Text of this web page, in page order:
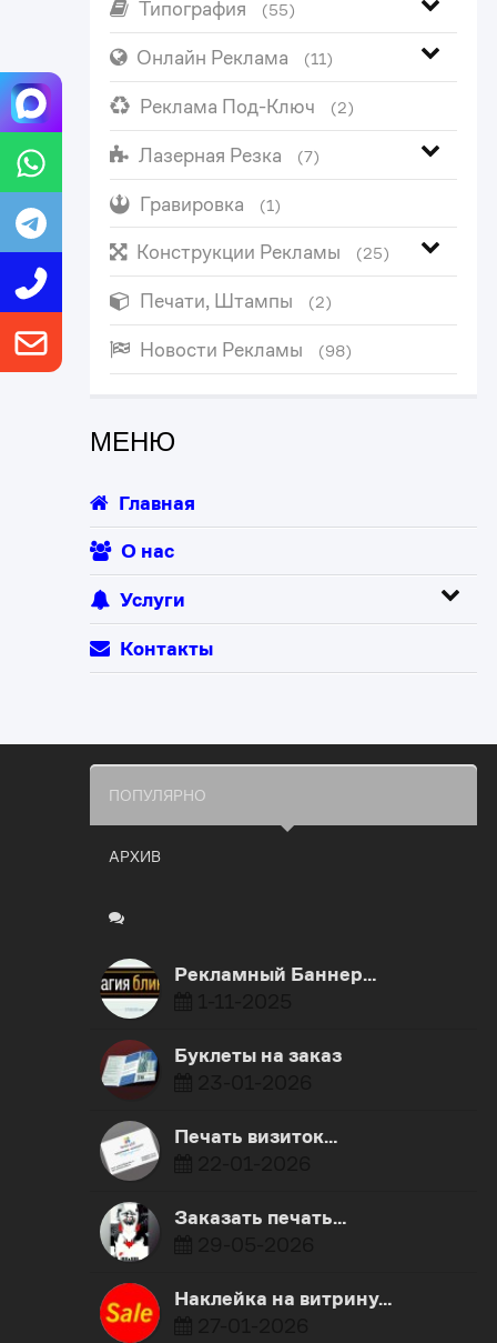
Типография (55)
Онлайн Реклама (11)
Реклама Под-Ключ (2)
Лазерная Резка (7)
Гравировка (1)
Конструкции Рекламы (25)
Печати, Штампы (2)
Новости Рекламы (98)
МЕНЮ
Главная
О нас
Услуги
Контакты
ПОПУЛЯРНО
АРХИВ
Рекламный Баннер…
Буклеты на заказ
Печать визиток…
Заказать печать…
Наклейка на витрину…